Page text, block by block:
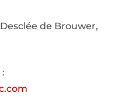
de Brouwer,